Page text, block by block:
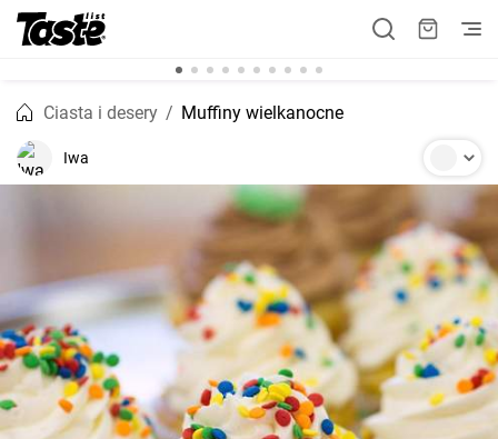
Ciasta i desery Muffiny wielkanocne
Iwa